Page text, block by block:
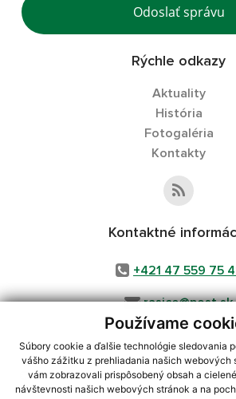
Používame
Súbory cookie a ďalšie technológie sledovania
vášho zážitku z prehliadania našich webových
vám zobrazovali prispôsobený obsah a
návštevnosti našich webových stránok a na
Odoslať správu
Rýchle odkazy
Aktuality
História
Fotogaléria
Kontakty
Kontaktné
+421 47 559 75
rasice@post.sk
využite možnosť získavania aktuálnych
CMS systém (redakčný) systém ECHELON 2,